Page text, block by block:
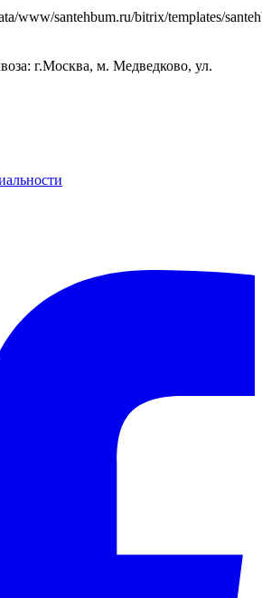
www/santehbum.ru/bitrix/templates/
г.Москва, м. Медведково, ул.